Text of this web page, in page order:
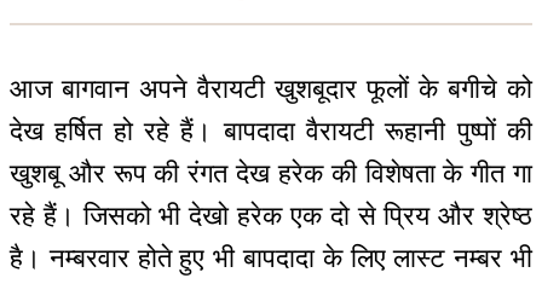
आज बागवान अपने वैरायटी खुशबूदार फूलों के बगीचे को
देख हर्षित हो रहे हैं। बापदादा वैरायटी रूहानी पुष्पों की
खुशबू और रूप की रंगत देख हरेक की विशेषता के गीत गा
रहे हैं। जिसको भी देखो हरेक एक दो से प्रिय और श्रेष्ठ
है। नम्बरवार होते हुए भी बापदादा के लिए लास्ट नम्बर भी